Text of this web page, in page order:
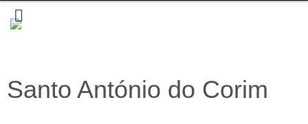
Santo António do Corim